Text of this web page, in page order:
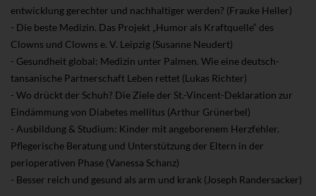
entwicklung gerechter und nachhaltiger werden? (Frauke Heller)
- Die beste Medizin. Das Projekt „Humor als Kraftquelle“ des
Clowns und Clowns e. V. Leipzig (Susanne Neudert)
- Gesundheit global: Medizin unter Palmen. Wie eine deutsch-
tansanische Partnerschaft Leben rettet (Lukas Richter)
- Wo drückt der Schuh? Die Ziele der St.-Vincent-Deklaration zur
Eindämmung von Diabetes mellitus (Arthur Grünerbel)
- Ausbildung & Studium: Kinder mit angeborenem Herzfehler.
Pflegerische Beratung und Unterstützung der Eltern in der
perioperativen Phase (Vanessa Schanz)
- Besser reich und gesund als arm und krank (Joseph Randersacker)